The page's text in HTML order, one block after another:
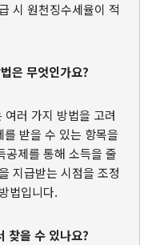
시 원천징수세율이 적
은 무엇인가요?
러 가지 방법을 고려
받을 수 있는 항목을
공제를 통해 소득을 줄
지급받는 시점을 조정
법입니다.
찾을 수 있나요?